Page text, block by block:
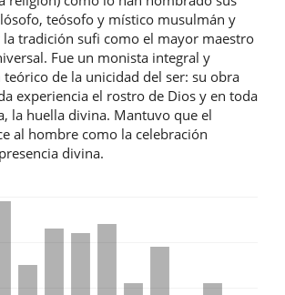
teósofo y místico musulmán y
tradición sufi como el mayor maestro
Fue un monista integral y
de la unicidad del ser: su obra
experiencia el rostro de Dios y en toda
la huella divina. Mantuvo que el
al hombre como la celebración
divina.